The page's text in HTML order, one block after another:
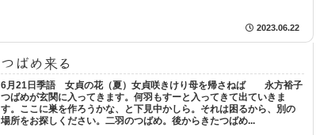
2023.06.22
つばめ来る
6月21日季語 女貞の花（夏）女貞咲きけり母を帰さねば 永方裕子
つばめが玄関に入ってきます。何羽もすーと入ってきて出ていきま
す。ここに巣を作ろうかな、と下見中かしら。それは困るから、別の
場所をお探しください。二羽のつばめ。後からきたつばめ...